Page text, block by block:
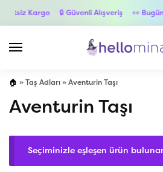
Kargo 🔒 Güvenli Alışveriş 👀
🏠 » Taş Adları » Aventurin Taşı
Aventurin Taşı
Seçiminizle eşleşen ürün